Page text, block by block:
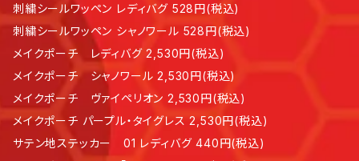
刺繍シールワッペン レディバグ 528円(税込)
刺繍シールワッペン シャノワール 528円(税込)
メイクポーチ レディバグ 2,530円(税込)
メイクポーチ シャノワール 2,530円(税込)
メイクポーチ ヴァイペリオン 2,530円(税込)
メイクポーチ パープル・タイグレス 2,530円(税込)
サテン地ステッカー 01 レディバグ 440円(税込)